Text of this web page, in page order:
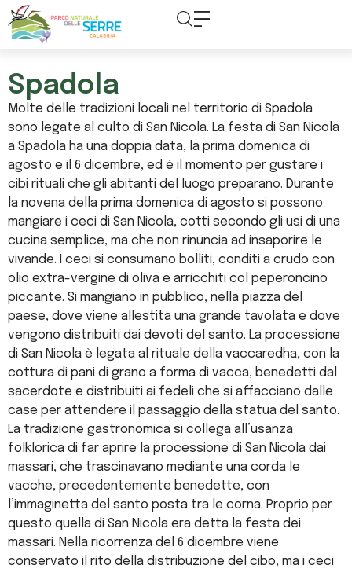
contenuto
Spadola
Molte delle tradizioni locali nel territorio di Spadola
sono legate al culto di San Nicola. La festa di San Nicola
a Spadola ha una doppia data, la prima domenica di
agosto e il 6 dicembre, ed è il momento per gustare i
cibi rituali che gli abitanti del luogo preparano. Durante
la novena della prima domenica di agosto si possono
mangiare i ceci di San Nicola, cotti secondo gli usi di una
cucina semplice, ma che non rinuncia ad insaporire le
vivande. I ceci si consumano bolliti, conditi a crudo con
olio extra-vergine di oliva e arricchiti col peperoncino
piccante. Si mangiano in pubblico, nella piazza del
paese, dove viene allestita una grande tavolata e dove
vengono distribuiti dai devoti del santo. La processione
di San Nicola è legata al rituale della vaccaredha, con la
cottura di pani di grano a forma di vacca, benedetti dal
sacerdote e distribuiti ai fedeli che si affacciano dalle
case per attendere il passaggio della statua del santo.
La tradizione gastronomica si collega all’usanza
folklorica di far aprire la processione di San Nicola dai
massari, che trascinavano mediante una corda le
vacche, precedentemente benedette, con
l’immaginetta del santo posta tra le corna. Proprio per
questo quella di San Nicola era detta la festa dei
massari. Nella ricorrenza del 6 dicembre viene
conservato il rito della distribuzione del cibo, ma i ceci